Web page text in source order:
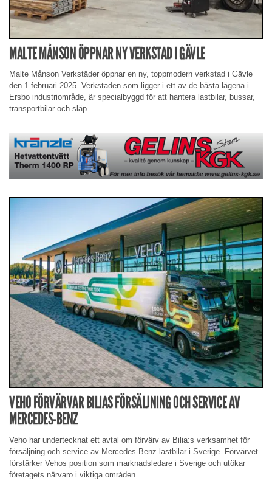
MALTE MÅNSON ÖPPNAR NY VERKSTAD I GÄVLE
Malte Månson Verkstäder öppnar en ny, toppmodern verkstad i Gävle
den 1 februari 2025. Verkstaden som ligger i ett av de bästa lägena i
Ersbo industriområde, är specialbyggd för att hantera lastbilar, bussar,
transportbilar och släp.
VEHO FÖRVÄRVAR BILIAS FÖRSÄLJNING OCH SERVICE AV
MERCEDES-BENZ
Veho har undertecknat ett avtal om förvärv av Bilia:s verksamhet för
försäljning och service av Mercedes-Benz lastbilar i Sverige. Förvärvet
förstärker Vehos position som marknadsledare i Sverige och utökar
företagets närvaro i viktiga områden.